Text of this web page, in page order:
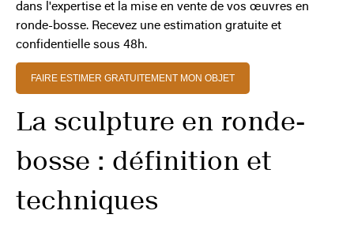
dans l'expertise et la mise en vente de vos œuvres en
ronde-bosse. Recevez une estimation gratuite et
confidentielle sous 48h.
FAIRE ESTIMER GRATUITEMENT MON OBJET
La sculpture en ronde-
bosse : définition et
techniques